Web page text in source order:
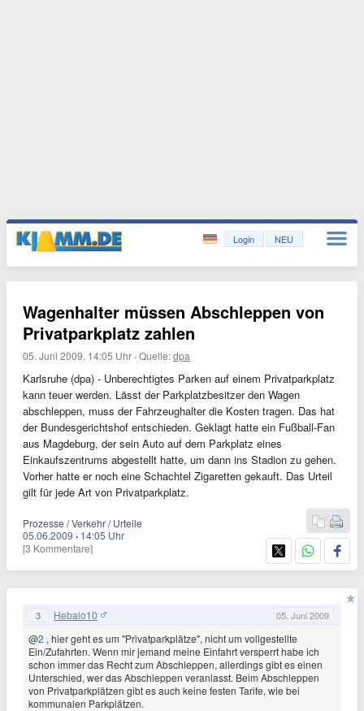
Login NEU
Wagenhalter müssen Abschleppen von
Privatparkplatz zahlen
05. Juni 2009, 14:05 Uhr ·Quelle:dpa
Karlsruhe (dpa) - Unberechtigtes Parken auf einem Privatparkplatz
kann teuer werden. Lässt der Parkplatzbesitzer den Wagen
abschleppen, muss der Fahrzeughalter die Kosten tragen. Das hat
der Bundesgerichtshof entschieden. Geklagt hatte ein Fußball-Fan
aus Magdeburg, der sein Auto auf dem Parkplatz eines
Einkaufszentrums abgestellt hatte, um dann ins Stadion zu gehen.
Vorher hatte er noch eine Schachtel Zigaretten gekauft. Das Urteil
gilt für jede Art von Privatparkplatz.
Prozesse / Verkehr / Urteile
05.06.2009 · 14:05 Uhr
[3 Kommentare]
3 Hebalo10 05. Juni 2009
@2 , hier geht es um "Privatparkplätze", nicht um vollgestellte
Ein/Zufahrten. Wenn mir jemand meine Einfahrt versperrt habe ich
schon immer das Recht zum Abschleppen, allerdings gibt es einen
Unterschied, wer das Abschleppen veranlasst. Beim Abschleppen
von Privatparkplätzen gibt es auch keine festen Tarife, wie bei
kommunalen Parkplätzen.